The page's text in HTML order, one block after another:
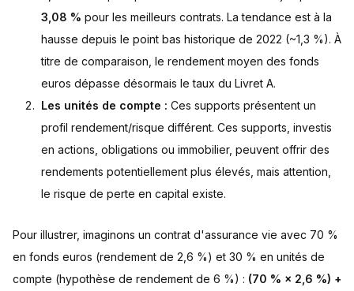
3,08 % pour les meilleurs contrats. La tendance est à la
hausse depuis le point bas historique de 2022 (~1,3 %). À
titre de comparaison, le rendement moyen des fonds
euros dépasse désormais le taux du Livret A.
Les unités de compte : Ces supports présentent un
profil rendement/risque différent. Ces supports, investis
en actions, obligations ou immobilier, peuvent offrir des
rendements potentiellement plus élevés, mais attention,
le risque de perte en capital existe.
Pour illustrer, imaginons un contrat d'assurance vie avec 70 %
en fonds euros (rendement de 2,6 %) et 30 % en unités de
compte (hypothèse de rendement de 6 %) : (70 % × 2,6 %) +